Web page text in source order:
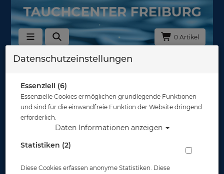
0 Artikel
Zurück
Datenschutzeinstellungen
Essenziell (6)
Essenzielle Cookies ermöglichen grundlegende Funktionen
und sind für die einwandfreie Funktion der Website dringend
erforderlich.
Daten Informationen anzeigen
Statistiken (2)
Diese Cookies erfassen anonyme Statistiken. Diese